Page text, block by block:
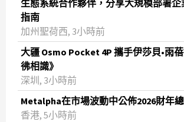
生態系統合作夥伴，分享大規模部署企
指南
加州聖荷西, 3小時前
大疆 Osmo Pocket 4P 攜手伊莎貝•雨
彿相識》
深圳, 3小時前
Metalpha在市場波動中公佈2026財年
‌香港, 5小時前